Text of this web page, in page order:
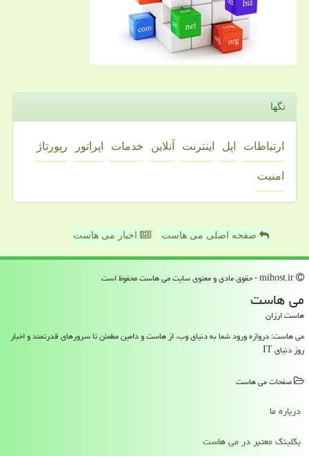
تگها
ارتباطات اپل اینترنت آنلاین خدمات اپراتور رپورتاژ
امنیت
صفحه اصلی می هاست اخبار می هاست
می هاست
هاست ارزان
می هاست: دروازه ورود شما به دنیای وب، از هاست و دامین مطمئن تا سرورهای قدرتمند و اخبار
روز دنیای IT
صفحات می هاست
درباره ما
بکلینک معتبر در می هاست